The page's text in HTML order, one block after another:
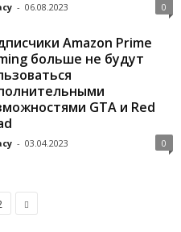
- 06.08.2023 0
Amazon Prime
больше не будут
GTA и Red
- 03.04.2023 0